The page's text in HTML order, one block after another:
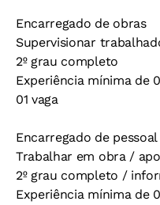
Encarregado de obras
Supervisionar
2º grau completo
Experiência mínima de
01 vaga
Encarregado de pessoal
Trabalhar em obra /
2º grau completo /
Experiência mínima de